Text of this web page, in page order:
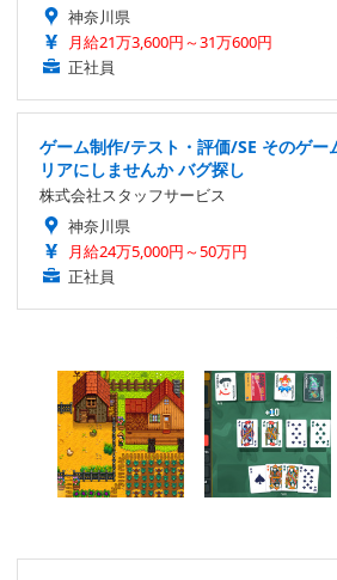
神奈川県
月給21万3,600円～31万600円
正社員
ゲーム制作/テスト・評価/SE そのゲー
リアにしませんか バグ探し
株式会社スタッフサービス
神奈川県
月給24万5,000円～50万円
正社員